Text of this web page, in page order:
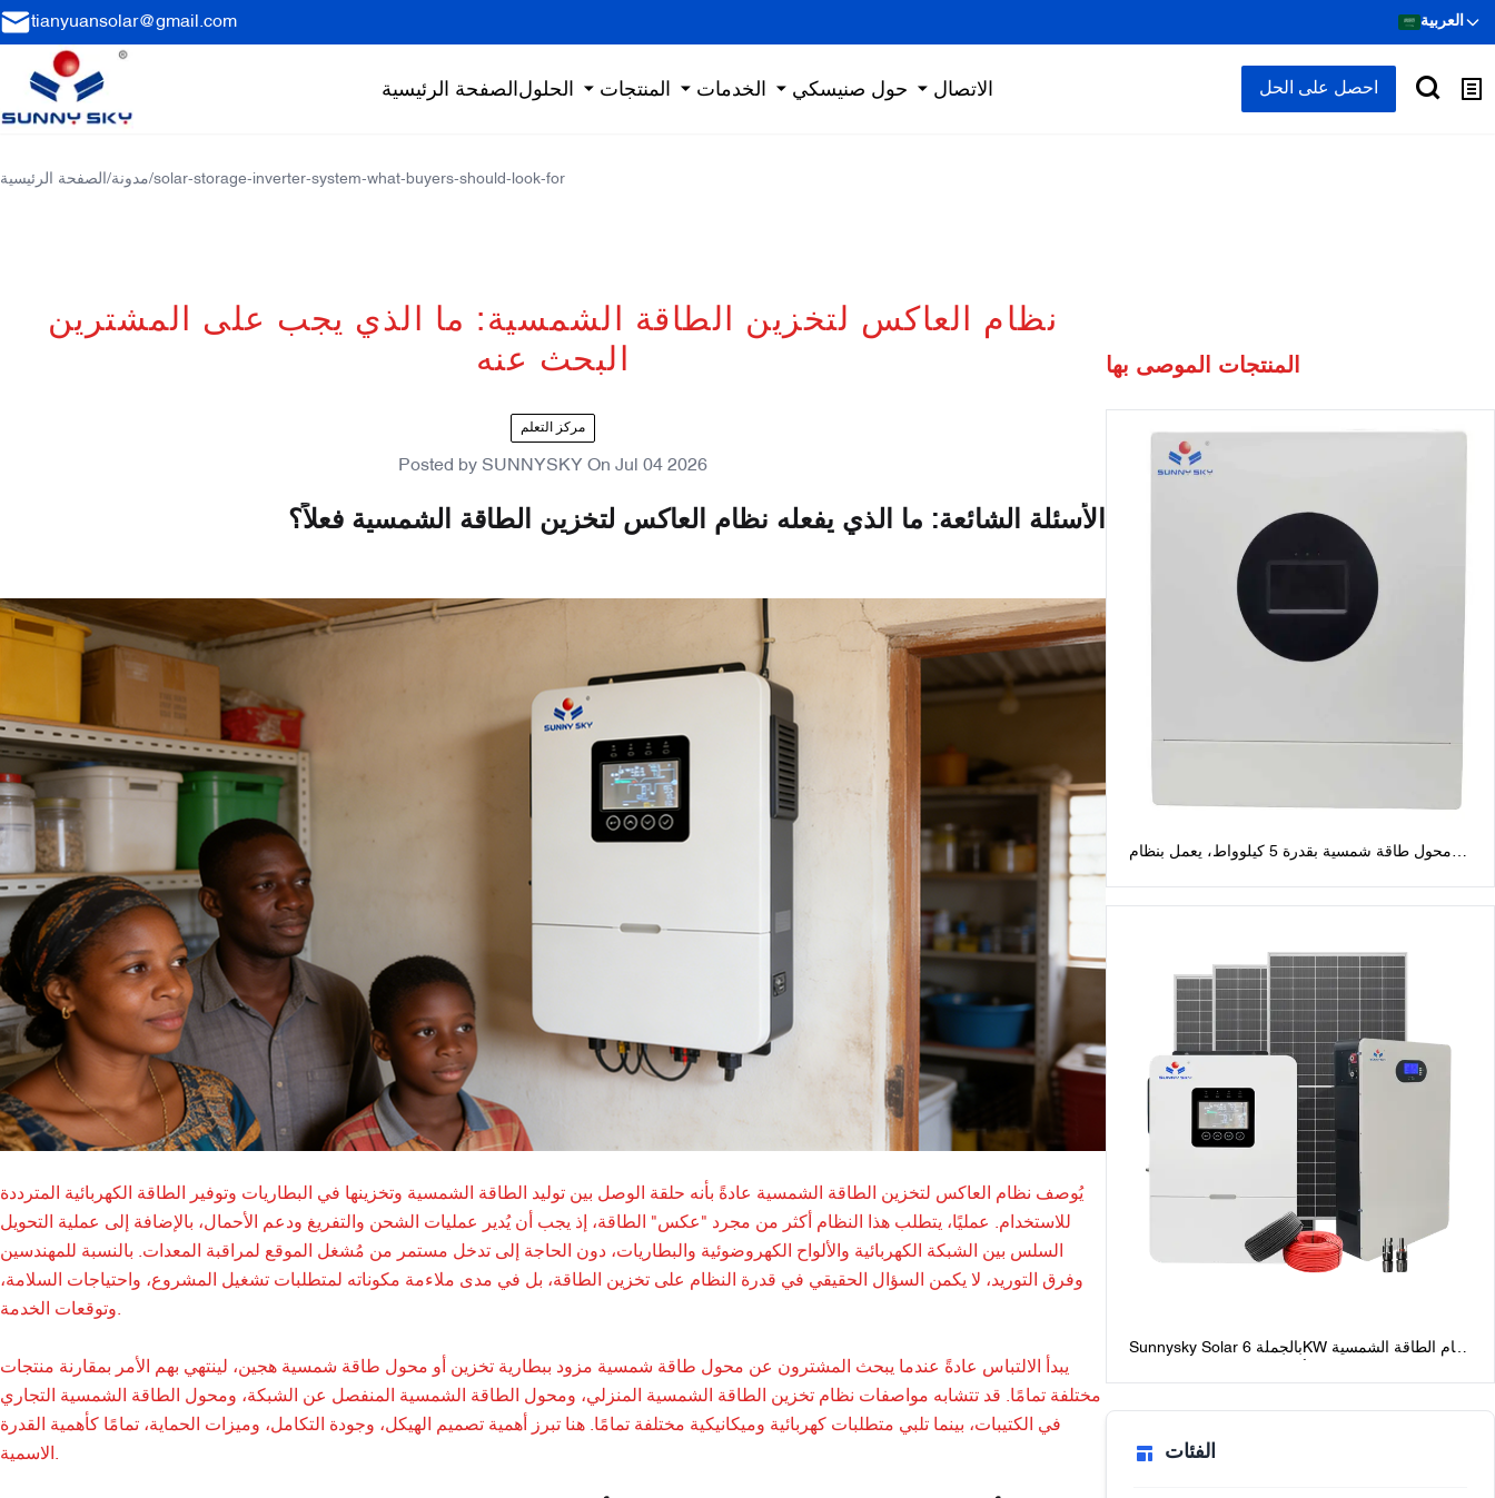
tianyuansolar@gmail.com العربية
الصفحة الرئيسية الحلول المنتجات الخدمات حول صنيسكي الاتصال احصل على الحل
الصفحة الرئيسية /مدونة/solar-storage-inverter-system-what-buyers-should-look-for
نظام العاكس لتخزين الطاقة الشمسية: ما الذي يجب على المشترين
البحث عنه
مركز التعلم
Posted by SUNNYSKY On Jul 04 2026
الأسئلة الشائعة: ما الذي يفعله نظام العاكس لتخزين الطاقة الشمسية فعلاً؟
يُوصف نظام العاكس لتخزين الطاقة الشمسية عادةً بأنه حلقة الوصل بين توليد الطاقة الشمسية وتخزينها في البطاريات وتوفير الطاقة الكهربائية المترددة
للاستخدام. عمليًا، يتطلب هذا النظام أكثر من مجرد "عكس" الطاقة، إذ يجب أن يُدير عمليات الشحن والتفريغ ودعم الأحمال، بالإضافة إلى عملية التحويل
السلس بين الشبكة الكهربائية والألواح الكهروضوئية والبطاريات، دون الحاجة إلى تدخل مستمر من مُشغل الموقع لمراقبة المعدات. بالنسبة للمهندسين
وفرق التوريد، لا يكمن السؤال الحقيقي في قدرة النظام على تخزين الطاقة، بل في مدى ملاءمة مكوناته لمتطلبات تشغيل المشروع، واحتياجات السلامة،
وتوقعات الخدمة.
يبدأ الالتباس عادةً عندما يبحث المشترون عن محول طاقة شمسية مزود ببطارية تخزين أو محول طاقة شمسية هجين، لينتهي بهم الأمر بمقارنة منتجات
مختلفة تمامًا. قد تتشابه مواصفات نظام تخزين الطاقة الشمسية المنزلي، ومحول الطاقة الشمسية المنفصل عن الشبكة، ومحول الطاقة الشمسية التجاري
في الكتيبات، بينما تلبي متطلبات كهربائية وميكانيكية مختلفة تمامًا. هنا تبرز أهمية تصميم الهيكل، وجودة التكامل، وميزات الحماية، تمامًا كأهمية القدرة
الاسمية.
المنتجات الموصى بها
محول طاقة شمسية بقدرة 5 كيلوواط، يعمل بنظام
Sunnysky Solar بالجملة 6KW نظام الطاقة الشمسية
الفئات